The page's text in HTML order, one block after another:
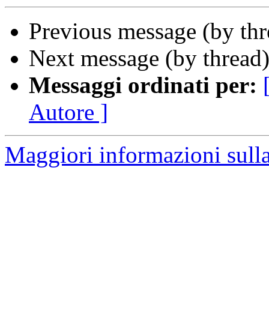
Previous message (by
Next message (by
Messaggi ordinati per:
Autore ]
Maggiori informazioni